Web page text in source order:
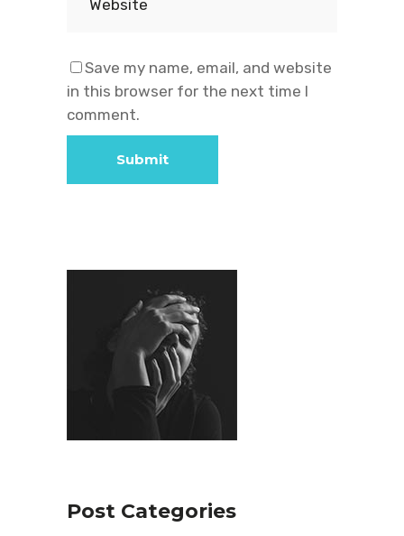
Save my name, email, and website
in this browser for the next time I
comment.
Post Categories